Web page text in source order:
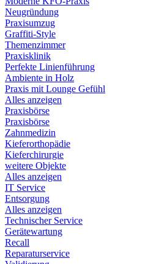
Neugründung
Praxisumzug
Graffiti-Style
Themenzimmer
Praxisklinik
Perfekte Linienführung
Ambiente in Holz
Praxis mit Lounge Gefühl
Alles anzeigen
Praxisbörse
Praxisbörse
Zahnmedizin
Kieferorthopädie
Kieferchirurgie
weitere Objekte
Alles anzeigen
IT Service
Entsorgung
Alles anzeigen
Technischer Service
Gerätewartung
Recall
Reparaturservice